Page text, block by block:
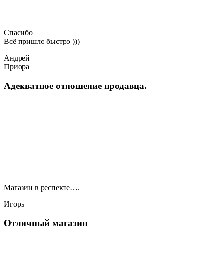
Спасибо
Всё пришло быстро )))
Андрей
Приора
Адекватное отношение продавца.
Магазин в респекте….
Игорь
Отличный магазин